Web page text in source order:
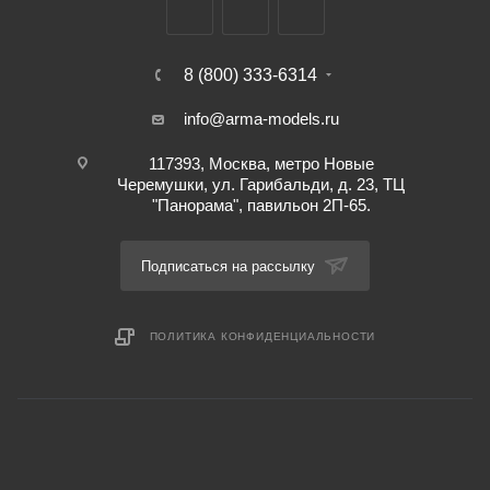
8 (800) 333-6314
info@arma-models.ru
117393, Москва, метро Новые
Черемушки, ул. Гарибальди, д. 23, ТЦ
"Панорама", павильон 2П-65.
Подписаться на рассылку
ПОЛИТИКА КОНФИДЕНЦИАЛЬНОСТИ